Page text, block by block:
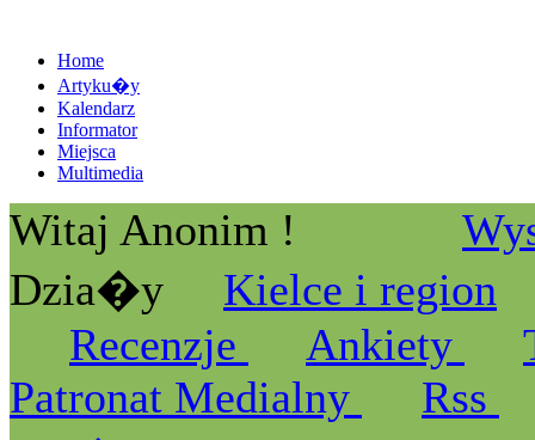
Home
Artyku�y
Kalendarz
Informator
Miejsca
Multimedia
Witaj Anonim !
Dzia�y
Kielce i region
Recenzje
Ankiety
Patronat Medialny
Rss